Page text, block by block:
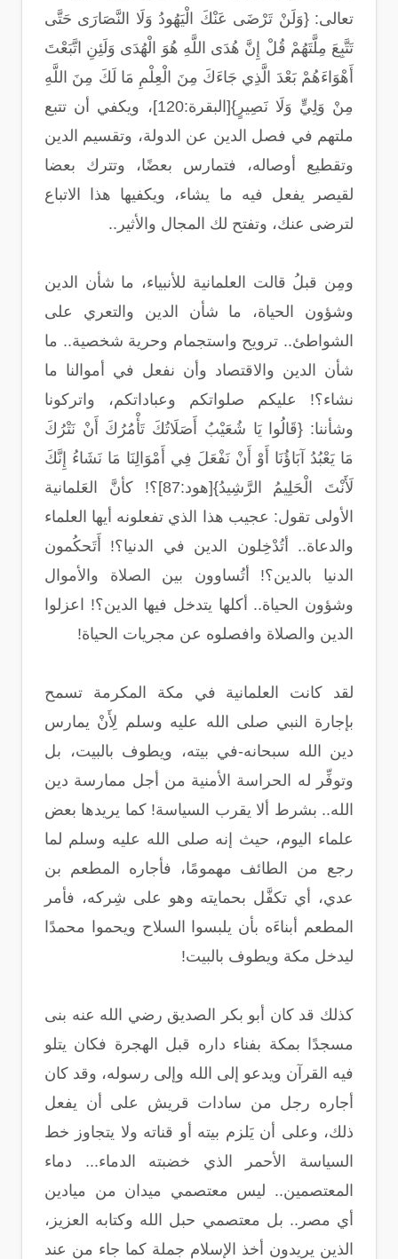
تعالى: {وَلَنْ تَرْضَى عَنْكَ الْيَهُودُ وَلَا النَّصَارَى حَتَّى
تَتَّبِعَ مِلَّتَهُمْ قُلْ إِنَّ هُدَى اللَّهِ هُوَ الْهُدَى وَلَئِنِ اتَّبَعْتَ
أَهْوَاءَهُمْ بَعْدَ الَّذِي جَاءَكَ مِنَ الْعِلْمِ مَا لَكَ مِنَ اللَّهِ
مِنْ وَلِيٍّ وَلَا نَصِيرٍ}[البقرة:120]، ويكفي أن تتبع
ملتهم في فصل الدين عن الدولة، وتقسيم الدين
وتقطيع أوصاله، فتمارس بعضًا، وتترك بعضا
لقيصر يفعل فيه ما يشاء، ويكفيها هذا الاتباع
لترضى عنك، وتفتح لك المجال والأثير..
ومِن قبلُ قالت العلمانية للأنبياء، ما شأن الدين
وشؤون الحياة، ما شأن الدين والتعري على
الشواطئ.. ترويح واستجمام وحرية شخصية.. ما
شأن الدين والاقتصاد وأن نفعل في أموالنا ما
نشاء؟! عليكم صلواتكم وعباداتكم، واتركونا
وشأننا: {قَالُوا يَا شُعَيْبُ أَصَلَاتُكَ تَأْمُرُكَ أَنْ نَتْرُكَ
مَا يَعْبُدُ آبَاؤُنَا أَوْ أَنْ نَفْعَلَ فِي أَمْوَالِنَا مَا نَشَاءُ إِنَّكَ
لَأَنْتَ الْحَلِيمُ الرَّشِيدُ}[هود:87]؟! كأنَّ العَلمانية
الأولى تقول: عجيب هذا الذي تفعلونه أيها العلماء
والدعاة.. أتُدْخِلون الدين في الدنيا؟! أَتَحكُمون
الدنيا بالدين؟! أتُساوون بين الصلاة والأموال
وشؤون الحياة.. أكلها يتدخل فيها الدين؟! اعزلوا
الدين والصلاة وافصلوه عن مجريات الحياة!
لقد كانت العلمانية في مكة المكرمة تسمح
بإجارة النبي صلى الله عليه وسلم لِأَنْ يمارس
دين الله سبحانه-في بيته، ويطوف بالبيت، بل
وتوفِّر له الحراسة الأمنية من أجل ممارسة دين
الله.. بشرط ألا يقرب السياسة! كما يريدها بعض
علماء اليوم، حيث إنه صلى الله عليه وسلم لما
رجع من الطائف مهمومًا، فأجاره المطعم بن
عدي، أي تكفَّل بحمايته وهو على شِركه، فأمر
المطعم أبناءَه بأن يلبسوا السلاح ويحموا محمدًا
ليدخل مكة ويطوف بالبيت!
كذلك قد كان أبو بكر الصديق رضي الله عنه بنى
مسجدًا بمكة بفناء داره قبل الهجرة فكان يتلو
فيه القرآن ويدعو إلى الله وإلى رسوله، وقد كان
أجاره رجل من سادات قريش على أن يفعل
ذلك، وعلى أن يَلزم بيته أو قناته ولا يتجاوز خط
السياسة الأحمر الذي خضبته الدماء... دماء
المعتصمين.. ليس معتصمي ميدان من ميادين
أي مصر.. بل معتصمي حبل الله وكتابه العزيز،
الذين يريدون أخذ الإسلام جملة كما جاء من عند